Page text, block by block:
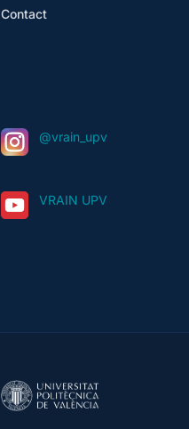
Contact
@vrain_upv
VRAIN UPV